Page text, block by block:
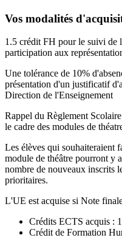
Vos modalités
1.5 crédit FH pour le suivi de
participation aux
Une tolérance de 10%
présentation d'un justificatif
Direction de l'Enseignement
Rappel du Règlement
le cadre des modules de
Les élèves qui souhaiteraient
module de théâtre pourront y
nombre de nouveaux inscrits
prioritaires.
L'UE est acquise si Note
Crédits ECTS acquis :
Crédit de Formation